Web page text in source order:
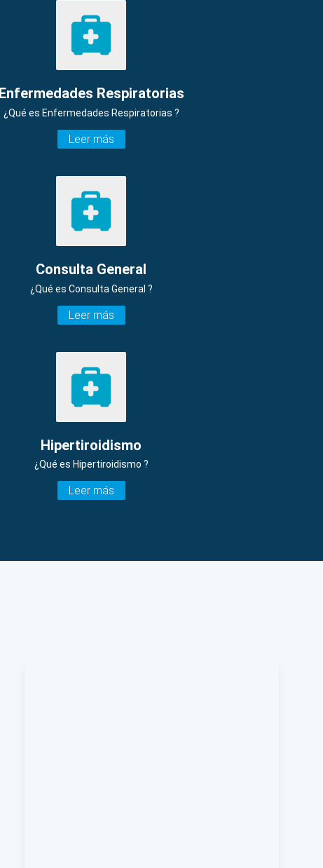
Enfermedades Respiratorias
¿Qué es Enfermedades Respiratorias ?
Leer más
Consulta General
¿Qué es Consulta General ?
Leer más
Hipertiroidismo
¿Qué es Hipertiroidismo ?
Leer más